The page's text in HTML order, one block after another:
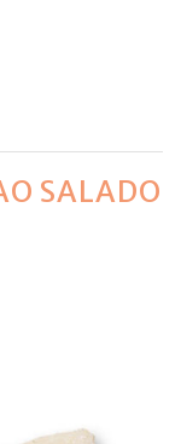
SALADO